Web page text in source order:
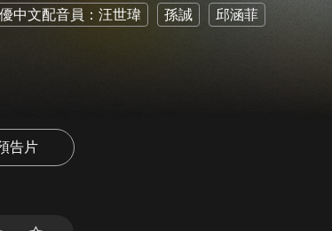
中文配音員：汪世瑋 孫誠 邱涵菲
告片